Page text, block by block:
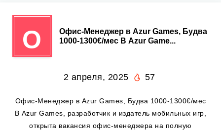
О
Офис-Менеджер в Azur Games, Будва
1000-1300€/мес В Azur Game...
2 апреля, 2025 57
Офис-Менеджер в Azur Games, Будва 1000-1300€/мес
В Azur Games, разработчик и издатель мобильных игр,
открыта вакансия офис-менеджера на полную